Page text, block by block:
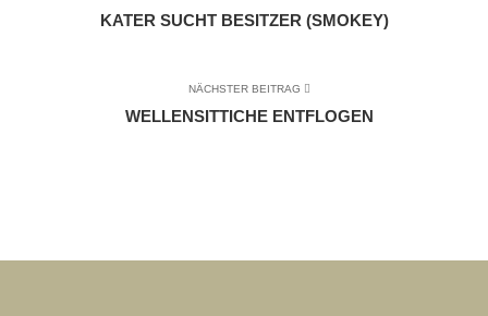
KATER SUCHT BESITZER (SMOKEY)
NÄCHSTER BEITRAG
WELLENSITTICHE ENTFLOGEN